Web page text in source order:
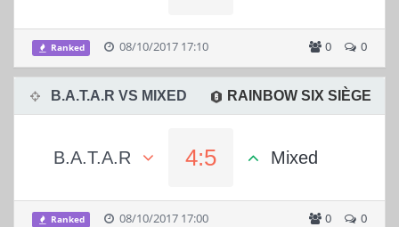
0 0
Ranked 08/10/2017 17:10
B.A.T.A.R VS MIXED RAINBOW SIX SIÈGE
B.A.T.A.R 4:5 Mixed
0 0
Ranked 08/10/2017 17:00